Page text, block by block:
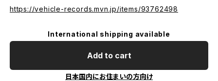
https://vehicle-records.mvn.jp/items/93762498
International shipping available
Add to cart
日本国内にお住まいの方向け